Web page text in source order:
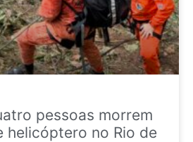
pessoas morrem
helicóptero no Rio de